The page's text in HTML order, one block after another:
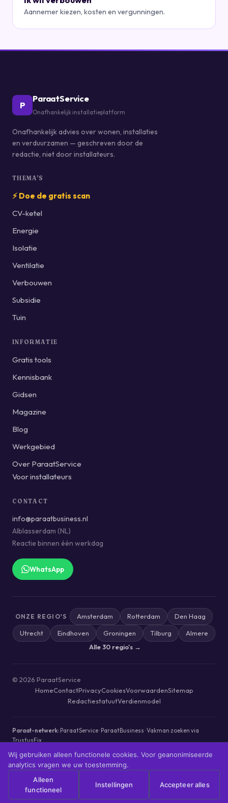
Aannemer kiezen, kosten en vergunningen.
P
ParaatService
Onafhankelijk installatieplatform
Onafhankelijk advies over wonen, installaties
en verduurzamen — geschreven door de
redactie, niet door installateurs.
THEMA'S
⚡ Doe de gratis scan
CV-ketel
Energie
Isolatie
Ventilatie
Verbouwen
Subsidie
Tuin
INFORMATIE
Gratis tools
Kennisbank
Gidsen
Magazine
Blog
Werkgebied
Over ParaatService
Voor installateurs
CONTACT
info@paraatbusiness.nl
Alblasserdam (NL)
Reactie binnen één werkdag
WhatsApp
ONZE REGIO'S Amsterdam Rotterdam Den Haag
Utrecht Eindhoven Groningen Tilburg
Almere
Alle 30 regio's →
© 2026 ParaatService
HomeContactPrivacyCookiesVoorwaardenSitemap
RedactiestatuutVerdienmodel
Paraat-netwerk: ParaatService· ParaatBusiness ·Vakman zoeken via
TrustusFix
ParaatService werkt redactioneel onafhankelijk. Onze ranking is
algoritmisch —lees hoe wij werken.
Wij gebruiken alleen functionele cookies. Voor geanonimiseerde
analytics vragen we uw toestemming.
Alleen
functioneel
Instellingen Accepteer alles